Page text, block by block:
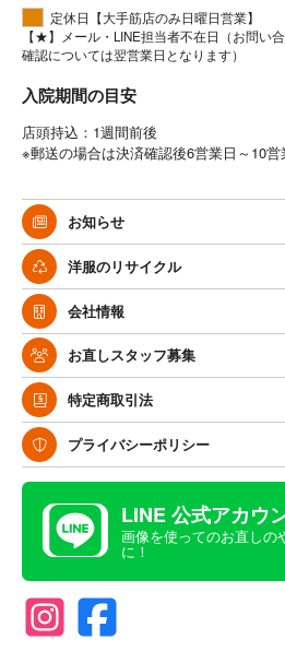
定休日【大手筋店の
【★】メール・LINE担当者不在日（お問い
確認については翌営業日となります）
入院期間の目安
店頭持込：1週間前後
※郵送の場合は決済確認後6営業日～10営
お知らせ
洋服のリサイクル
会社情報
お直しスタッフ募集
特定商取引法
プライバシーポリシー
LINE 公式アカウ
画像を使ってのお直しの
に！